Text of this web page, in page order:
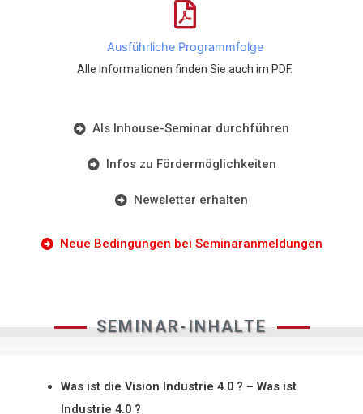
Ausführliche Programmfolge
Alle Informationen finden Sie auch im PDF.
Als Inhouse-Seminar durchführen
Infos zu Fördermöglichkeiten
Newsletter erhalten
Neue Bedingungen bei Seminaranmeldungen
SEMINAR-INHALTE
Was ist die Vision Industrie 4.0 ? – Was ist
Industrie 4.0 ?